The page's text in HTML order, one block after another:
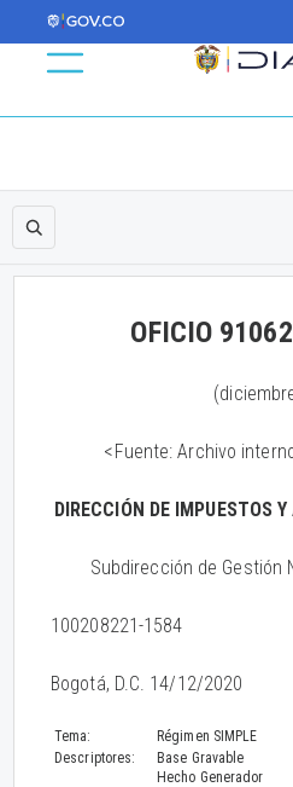
OFICIO
<Fuente: Archivo
DIRECCIÓN DE IMPUESTOS
Subdirección de Gestión
100208221-1584
Bogotá, D.C. 14/12/2020
Tema:
Régimen SIMPLE
Descriptores:
Base Gravable
Hecho Generador